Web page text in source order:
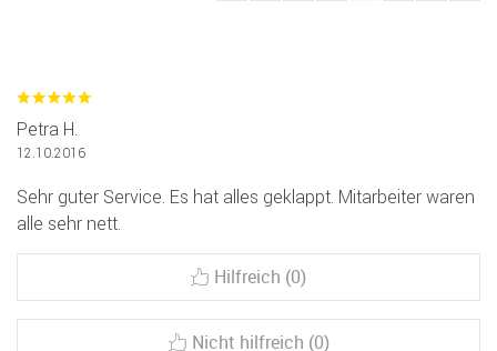
Petra H.
12.10.2016
Sehr guter Service. Es hat alles geklappt. Mitarbeiter waren
alle sehr nett.
Hilfreich (0)
Nicht hilfreich (0)